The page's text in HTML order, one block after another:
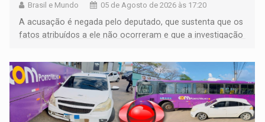
Brasil e Mundo 05 de Agosto de 2026 às 17:20
A acusação é negada pelo deputado, que sustenta que os
fatos atribuídos a ele não ocorreram e que a investigação